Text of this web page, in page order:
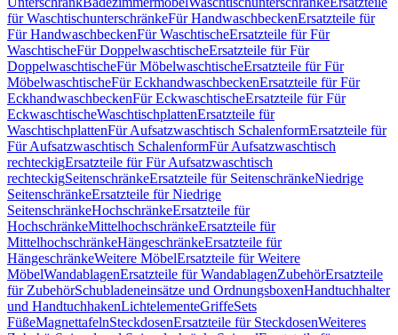
für WaschtischunterschränkeFür HandwaschbeckenErsatzteile für
Für HandwaschbeckenFür WaschtischeErsatzteile für Für
WaschtischeFür DoppelwaschtischeErsatzteile für Für
DoppelwaschtischeFür MöbelwaschtischeErsatzteile für Für
MöbelwaschtischeFür EckhandwaschbeckenErsatzteile für Für
EckhandwaschbeckenFür EckwaschtischeErsatzteile für Für
EckwaschtischeWaschtischplattenErsatzteile für
WaschtischplattenFür Aufsatzwaschtisch SchalenformErsatzteile für
Für Aufsatzwaschtisch SchalenformFür Aufsatzwaschtisch
rechteckigErsatzteile für Für Aufsatzwaschtisch
rechteckigSeitenschränkeErsatzteile für SeitenschränkeNiedrige
SeitenschränkeErsatzteile für Niedrige
SeitenschränkeHochschränkeErsatzteile für
HochschränkeMittelhochschränkeErsatzteile für
MittelhochschränkeHängeschränkeErsatzteile für
HängeschränkeWeitere MöbelErsatzteile für Weitere
MöbelWandablagenErsatzteile für WandablagenZubehörErsatzteile
für ZubehörSchubladeneinsätze und OrdnungsboxenHandtuchhalter
und HandtuchhakenLichtelementeGriffeSets
FüßeMagnettafelnSteckdosenErsatzteile für SteckdosenWeiteres